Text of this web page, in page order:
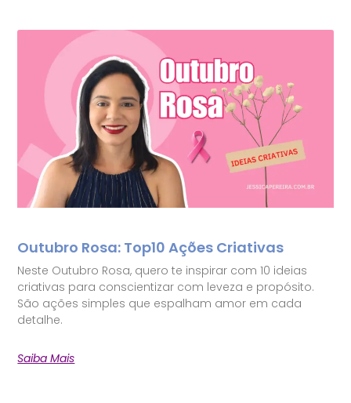
Outubro Rosa: Top10 Ações Criativas
Neste Outubro Rosa, quero te inspirar com 10 ideias
criativas para conscientizar com leveza e propósito.
São ações simples que espalham amor em cada
detalhe.
Saiba Mais